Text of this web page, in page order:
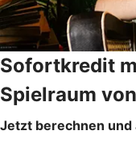
Sofortkredit
Spielraum
Jetzt berechnen und